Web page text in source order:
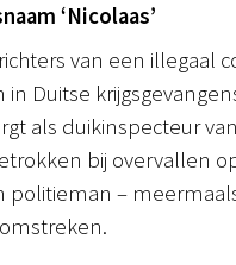
‘Nicolaas’
van een
Duitse
als duikinspecteur
bij overvallen
politieman –